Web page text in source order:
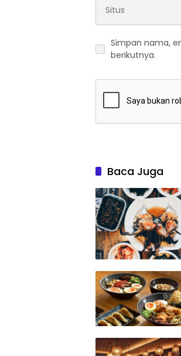
Simpan nama,
berikutnya.
Baca Juga